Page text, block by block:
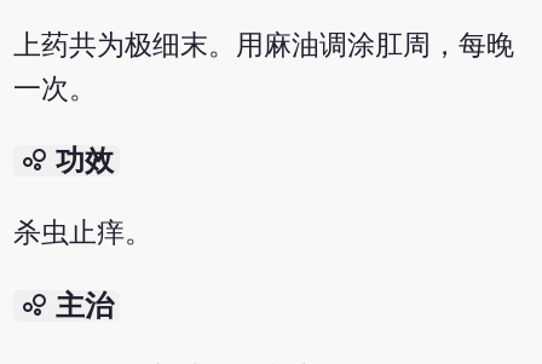
上药共为极细末。用麻油调涂肛周，每晚
一次。
bubble_chart 功效
杀虫止痒。
bubble_chart 主治